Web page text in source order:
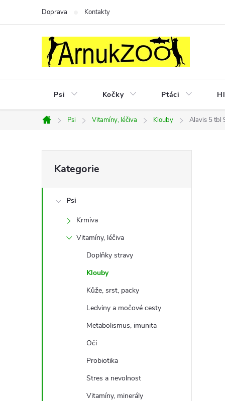
Doprava Kontakty
Psi Kočky Ptáci
Domů
Psi Vitamíny, léčiva Klouby Alavis 5 tbl
o
kategorie
Kategorie
Psi
Krmiva
Vitamíny, léčiva
Doplňky stravy
Klouby
Kůže, srst, packy
Ledviny a močové cesty
Metabolismus, imunita
Oči
Probiotika
Stres a nevolnost
Vitamíny, minerály